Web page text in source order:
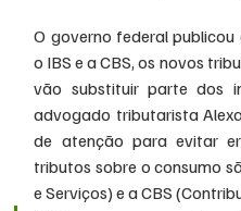
O governo federal
o IBS e a CBS, os novos
vão substituir parte dos
advogado tributarista
de atenção para evitar
tributos sobre o consumo
e Serviços) e a CBS